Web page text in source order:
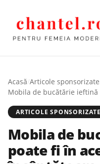
Acasă/Articole sponsorizate
ARTICOLE SPONSORIZATE
Mobila de
poate fi în